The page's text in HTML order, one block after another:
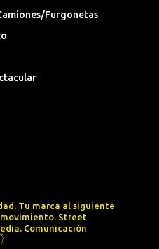
Furgonetas
Tu marca al siguiente
Street
Comunicación